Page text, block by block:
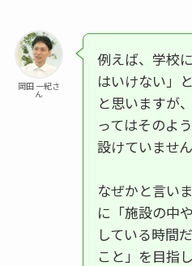
岡田 一紀さ
ん
例えば、学校
はいけない」
と思いますが
ってはそのよ
設けていません
なぜかと言い
に「施設の中
している時間
こと」を目指